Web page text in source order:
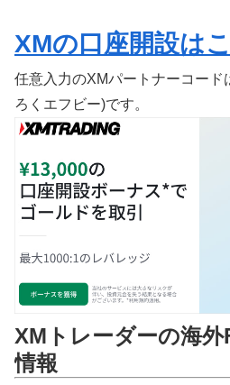
XMの口座開設は
任意入力のXMパートナーコード
ろくエフビー)です。
XMトレーダーの海
情報